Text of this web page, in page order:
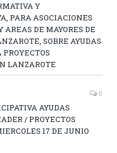
Y
PARA ASOCIACIONES
AREAS DE MAYORES DE
SOBRE AYUDAS
LANZAROTE
0
AYUDAS
/ PROYECTOS
17 DE JUNIO